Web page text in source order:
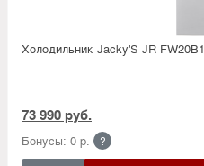
Холодильник Jacky'S JR FW20B1
73 990 руб.
Бонусы: 0 р. ?